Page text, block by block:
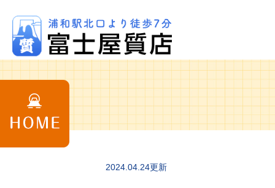
2024.04.24更新